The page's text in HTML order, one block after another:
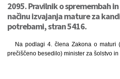
2095. Pravilnik o spremembah
načinu izvajanja mature za
potrebami, stran 5416.
Na podlagi 4. člena Zakona o maturi
prečiščeno besedilo) minister za šolstvo